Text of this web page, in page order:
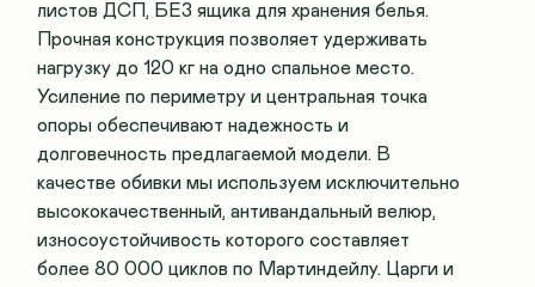
листов ДСП, БЕЗ ящика для хранения белья.
Прочная конструкция позволяет удерживать
нагрузку до 120 кг на одно спальное место.
Усиление по периметру и центральная точка
опоры обеспечивают надежность и
долговечность предлагаемой модели. В
качестве обивки мы используем исключительно
высококачественный, антивандальный велюр,
износоустойчивость которого составляет
более 80 000 циклов по Мартиндейлу. Царги и